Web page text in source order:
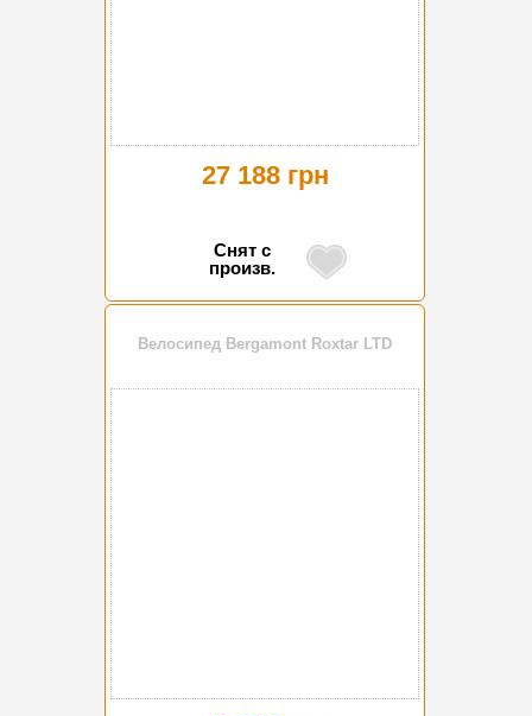
27 188 грн
Снят с
произв.
Велосипед Bergamont Roxtar LTD